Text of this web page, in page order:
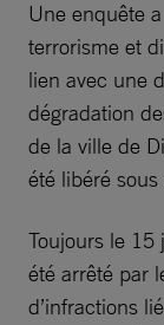
Une enquête
terrorisme et
lien avec une
dégradation
de la ville de
été libéré
Toujours le 15
été arrêté par
d’infractions